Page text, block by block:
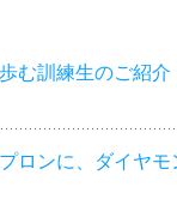
む訓練生のご紹介
ロンに、ダイヤ